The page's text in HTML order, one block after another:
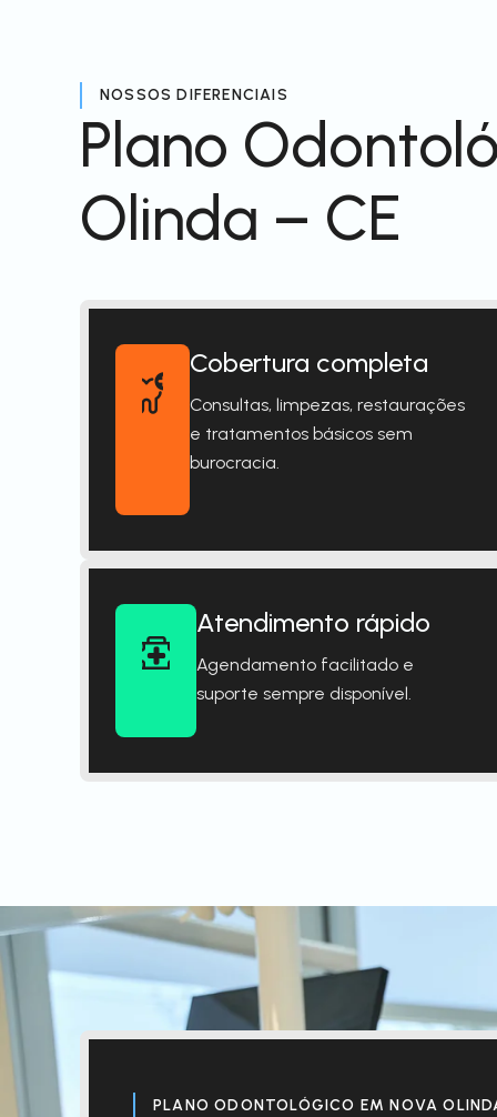
NOSSOS DIFERENCIAIS
Plano
Olinda – CE
Cobertura completa
Consultas, limpezas, restaurações
e tratamentos básicos sem
burocracia.
Atendimento rápido
Agendamento facilitado e
suporte sempre disponível.
PLANO ODONTOLÓGICO EM NOVA